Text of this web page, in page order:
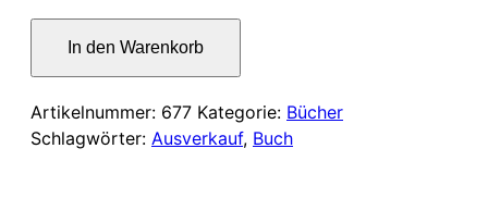
war:
6,00 €
ist:
5,00 €.
MengeIn den Warenkorb
Artikelnummer: 677 Kategorie: Bücher
Schlagwörter: Ausverkauf, Buch